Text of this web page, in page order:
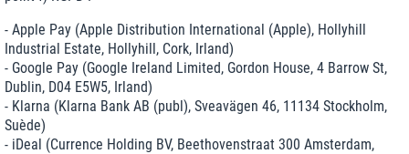
- Apple Pay (Apple Distribution International (Apple), Hollyhill
Industrial Estate, Hollyhill, Cork, Irland)
- Google Pay (Google Ireland Limited, Gordon House, 4 Barrow St,
Dublin, D04 E5W5, Irland)
- Klarna (Klarna Bank AB (publ), Sveavägen 46, 11134 Stockholm,
Suède)
- iDeal (Currence Holding BV, Beethovenstraat 300 Amsterdam,